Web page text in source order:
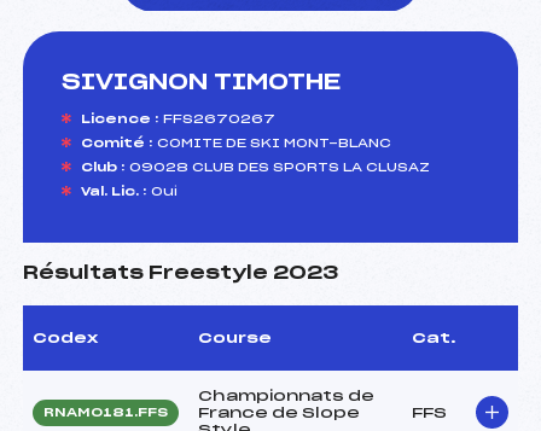
SIVIGNON TIMOTHE
Licence : FFS2670267
Comité : COMITE DE SKI MONT-BLANC
Club : 09028 CLUB DES SPORTS LA CLUSAZ
Val. Lic. : Oui
Résultats Freestyle 2023
Codex Course Cat.
RNAM0181.FFS
Championnats de
France de Slope
FFS